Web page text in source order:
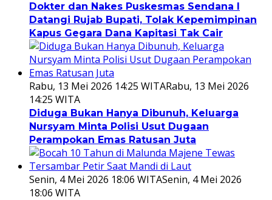
Dokter dan Nakes Puskesmas Sendana I
Datangi Rujab Bupati, Tolak Kepemimpinan
Kapus Gegara Dana Kapitasi Tak Cair
Rabu, 13 Mei 2026 14:25 WITARabu, 13 Mei 2026
14:25 WITA
Diduga Bukan Hanya Dibunuh, Keluarga
Nursyam Minta Polisi Usut Dugaan
Perampokan Emas Ratusan Juta
Senin, 4 Mei 2026 18:06 WITASenin, 4 Mei 2026
18:06 WITA